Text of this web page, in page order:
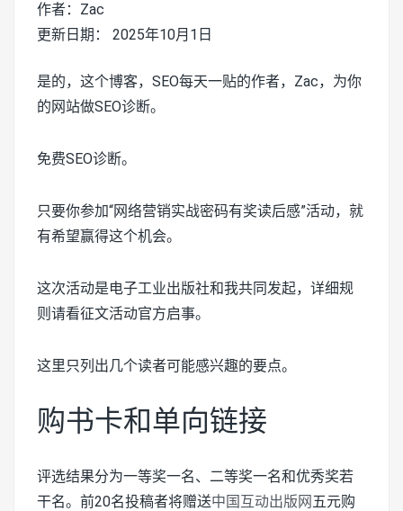
作者：Zac
更新日期： 2025年10月1日
是的，这个博客，SEO每天一贴的作者，Zac，为你
的网站做SEO诊断。
免费SEO诊断。
只要你参加“网络营销实战密码有奖读后感”活动，就
有希望赢得这个机会。
这次活动是电子工业出版社和我共同发起，详细规
则请看征文活动官方启事。
这里只列出几个读者可能感兴趣的要点。
购书卡和单向链接
评选结果分为一等奖一名、二等奖一名和优秀奖若
干名。前20名投稿者将赠送中国互动出版网五元购